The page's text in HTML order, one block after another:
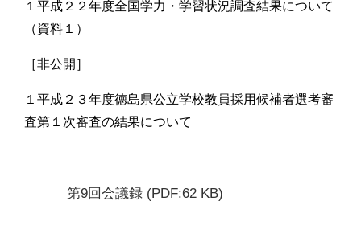
１平成２２年度全国学力・学習状況調査結果について
（資料１）
［非公開］
１平成２３年度徳島県公立学校教員採用候補者選考審
査第１次審査の結果について
第9回会議録 (PDF:62 KB)